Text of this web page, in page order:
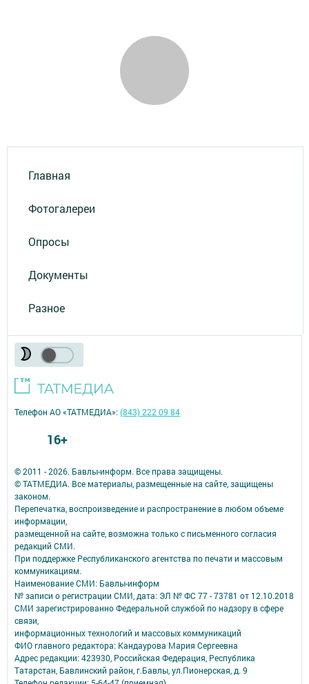
Главная
Фотогалереи
Опросы
Документы
Разное
© 2011 - 2026. Бавлы-информ. Все права защищены.
© ТАТМЕДИА. Все материалы, размещенные на сайте, защищены
законом.
Перепечатка, воспроизведение и распространение в любом объеме
информации,
размещенной на сайте, возможна только с письменного согласия
редакций СМИ.
При поддержке Республиканского агентства по печати и массовым
коммуникациям.
Наименование СМИ: Бавлы-информ
№ записи о регистрации СМИ, дата: ЭЛ № ФС 77 - 73781 от 12.10.2018
СМИ зарегистрированно Федеральной службой по надзору в сфере
связи,
информационных технологий и массовых коммуникаций
ФИО главного редактора: Кандаурова Мария Сергеевна
Адрес редакции: 423930, Российская Федерация, Республика
Татарстан, Бавлинский район, г.Бавлы, ул.Пионерская, д. 9
Телефон АО «ТАТМЕДИА»:(843) 222 09 84
16+